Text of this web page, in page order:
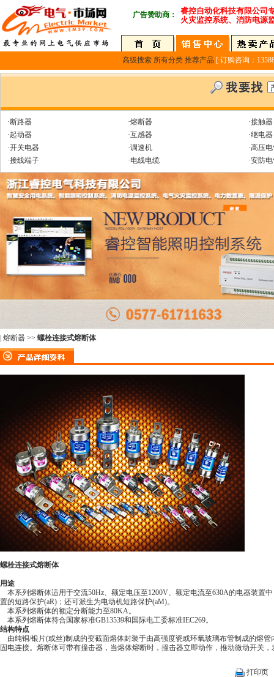
广告赞助商：
睿控自动化科技有限公司
火灾监控系统、消防电源
高级搜索 所有分类 推荐产品 [ 订购咨询：
·断路器 ·熔断器
·接触器
·起动器
·互感器
·继电器
·开关电器
·调速机
·高压
·接线端子
·电线电缆 ·安防
熔断器 >> 螺栓连接式熔断体
螺栓连接式熔断体
用途
本系列熔断体适用于交流50Hz、额定电压至1200V、额定电流至630A的电器装置
置的短路保护(aR)；还可派生为电动机短路保护(aM)。
本系列熔断体的额定分断能力至80KA。
本系列熔断体符合国家标准GB13539和国际电工委标准IEC269。
结构特点
由纯铜/银片(或丝)制成的变截面熔体封装于由高强度瓷或环氧玻璃布管制成的熔
固电连接。熔断体可带有撞击器，当熔体熔断时，撞击器立即动作，推动微动开关
打印页